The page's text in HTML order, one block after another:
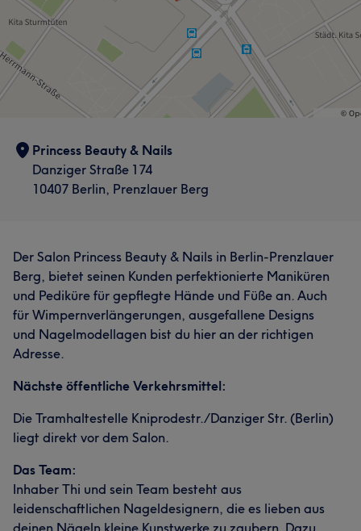
Princess Beauty & Nails
Danziger Straße 174
10407 Berlin, Prenzlauer Berg
Der Salon Princess Beauty & Nails in Berlin-Prenzlauer
Berg, bietet seinen Kunden perfektionierte Maniküren
und Pediküre für gepflegte Hände und Füße an. Auch
für Wimpernverlängerungen, ausgefallene Designs
und Nagelmodellagen bist du hier an der richtigen
Adresse.
Nächste öffentliche Verkehrsmittel:
Die Tramhaltestelle Kniprodestr./Danziger Str. (Berlin)
liegt direkt vor dem Salon.
Das Team:
Inhaber Thi und sein Team besteht aus
leidenschaftlichen Nageldesignern, die es lieben aus
deinen Nägeln kleine Kunstwerke zu zaubern. Dazu